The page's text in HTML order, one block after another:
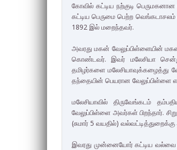
கோவில் கட்டிய நற்குடி
கட்டிய பெருமை பெற்ற
1892 இல் மறைந்தவர்.
அவரது மகன் வேலுப்பிள்ளையின்
கொண்டவர். இவர் மலேசியா
தமிழர்களை மலேசியாவுக்கழைத்து
தந்தையின் பெயரான வேலுப்பிள்ளை
மலேசியாவில் திருவேங்கடம்
வேலுப்பிள்ளை அவர்கள் பிறந்தார்.
(சுமார் 5 வயதில்) வல்வட்டித்துறைக்கு
இவரது முன்னையோர் கட்டிய வல்வை